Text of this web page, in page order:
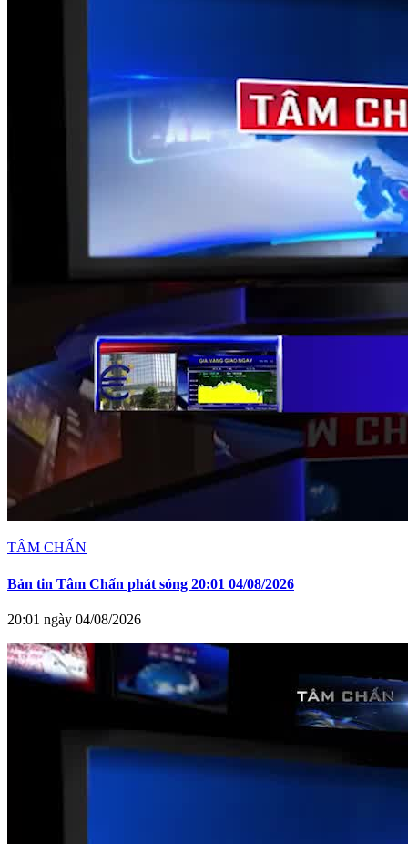
TÂM CHẤN
Bản tin Tâm Chấn phát sóng 20:01 04/08/2026
20:01 ngày 04/08/2026